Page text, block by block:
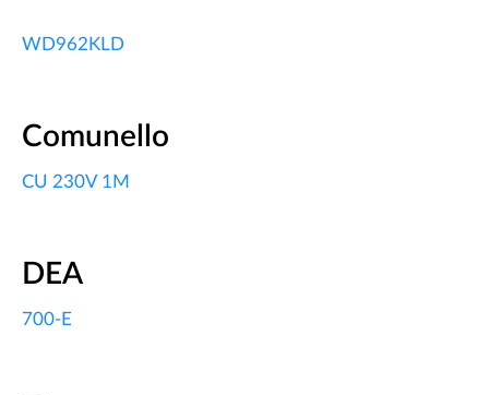
WD962KLD
Comunello
CU 230V 1M
DEA
700-E